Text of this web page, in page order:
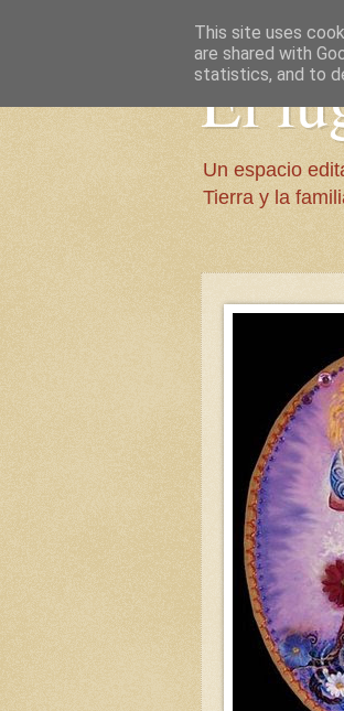
El
Un espacio
Tierra y la
This site uses
are shared with
statistics, and to